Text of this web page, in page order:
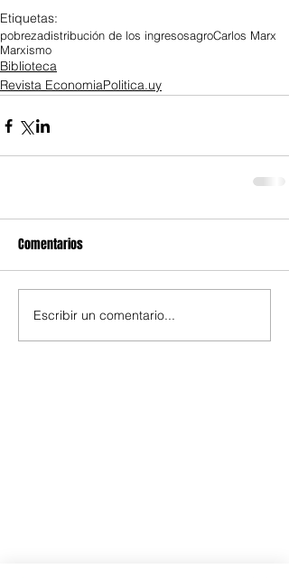
Etiquetas:
pobrezadistribución de los ingresosagroCarlos Marx
Marxismo
Biblioteca
Revista EconomiaPolitica.uy
Comentarios
Escribir un comentario...